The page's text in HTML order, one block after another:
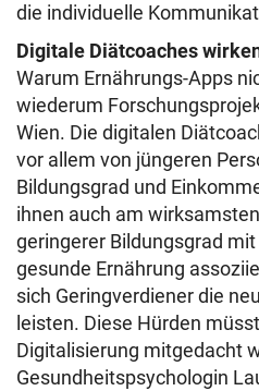
die individuelle
Digitale Diätcoaches
Warum Ernährungs-Apps
wiederum
Wien. Die digitalen
vor allem von jüngeren
Bildungsgrad und
ihnen auch am
geringerer Bildungsgrad
gesunde Ernährung
sich Geringverdiener die
leisten. Diese Hürden
Digitalisierung mitgedacht
Gesundheitspsychologin